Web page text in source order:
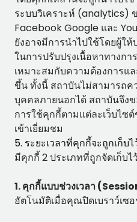
ระบบวิเคราะห์ (analytics)
Facebook Google และ
ยังอาจมีการนำไปใช้โดยผู้ใ
ในการปรับปรุงเนื้อหาทางก
เหมาะสมกับความต้องการแ
ขึ้น ทั้งนี้ สถาบันไม่สามารถ
บุคคลภายนอกได้ สถาบันจึง
การใช้คุกกี้ตามแต่ละเว็บไ
เข้าเยี่ยมชม
5. ระยะเวลาที่คุกกี้จะถูกเก็
มีคุกกี้ 2 ประเภทที่ถูกจัดเก็บไ
1. คุกกี้แบบช่วงเวลา
อัตโนมัติเมื่อคุณปิดเบราว์เซอ